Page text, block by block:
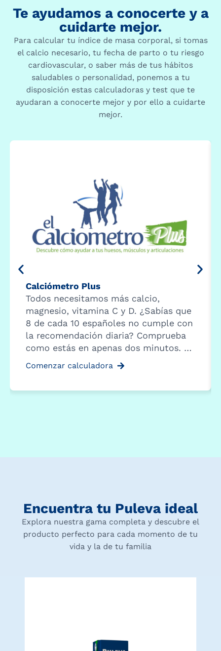
Te ayudamos a conocerte y a
cuidarte mejor.
Para calcular tu índice de masa corporal, si tomas
el calcio necesario, tu fecha de parto o tu riesgo
cardiovascular, o saber más de tus hábitos
saludables o personalidad, ponemos a tu
disposición estas calculadoras y test que te
ayudaran a conocerte mejor y por ello a cuidarte
mejor.
Calciómetro Plus
Todos necesitamos más calcio,
magnesio, vitamina C y D. ¿Sabías que
8 de cada 10 españoles no cumple con
la recomendación diaria? Comprueba
como estás en apenas dos minutos. …
Comenzar calculadora
Encuentra tu Puleva ideal
Explora nuestra gama completa y descubre el
producto perfecto para cada momento de tu
vida y la de tu familia